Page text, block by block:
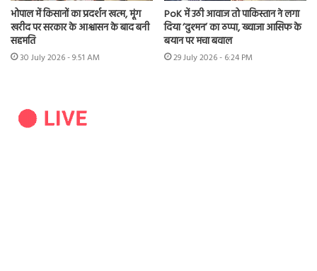
भोपाल में किसानों का प्रदर्शन खत्म, मूंग
खरीद पर सरकार के आश्वासन के बाद बनी
सहमति
30 July 2026 - 9:51 AM
PoK में उठी आवाज तो पाकिस्तान ने लगा
दिया ‘दुश्मन’ का ठप्पा, ख्वाजा आसिफ के
बयान पर मचा बवाल
29 July 2026 - 6:24 PM